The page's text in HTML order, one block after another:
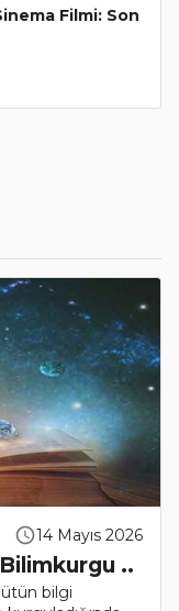
Filmi: Son
14 Mayıs 2026
Bilimkurgu ..
bilgi